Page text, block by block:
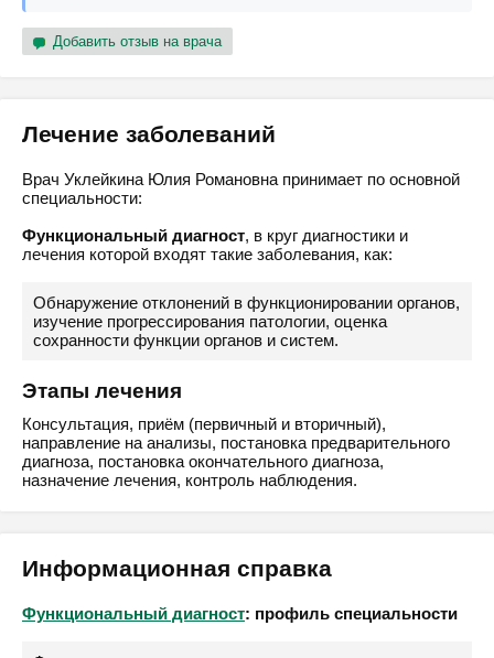
Добавить отзыв на врача
Лечение заболеваний
Врач Уклейкина Юлия Романовна принимает по основной
специальности:
Функциональный диагност, в круг диагностики и
лечения которой входят такие заболевания, как:
Обнаружение отклонений в функционировании органов,
изучение прогрессирования патологии, оценка
сохранности функции органов и систем.
Этапы лечения
Консультация, приём (первичный и вторичный),
направление на анализы, постановка предварительного
диагноза, постановка окончательного диагноза,
назначение лечения, контроль наблюдения.
Информационная справка
Функциональный диагност: профиль специальности